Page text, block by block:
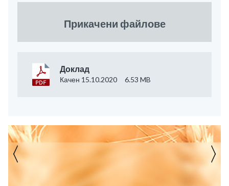
Прикачени файлове
Доклад
Качен 15.10.2020 6.53 MB